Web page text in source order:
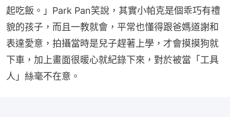
起吃飯。」Park Pan笑說，其實小帕克是個乖巧有禮
貌的孩子，而且一教就會，平常也懂得跟爸媽道謝和
表達愛意，拍攝當時是兒子趕著上學，才會摸摸狗就
下車，加上畫面很暖心就紀錄下來，對於被當「工具
人」絲毫不在意。